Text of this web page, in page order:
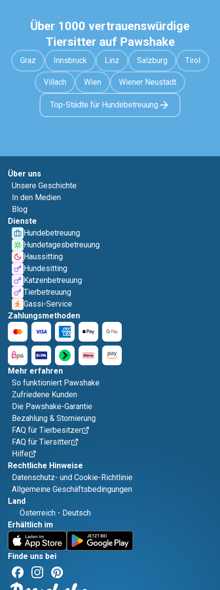
Über 1000 vertrauenswürdige
Tiersitter auf Pawshake
Graz Innsbruck Linz Salzburg Tirol
Villach Wien Wiener Neustadt
Top-Städte für Hundebetreuung
Über uns
Unsere Geschichte
In den Medien
Blog
Dienste
Hundebetreuung
Hundetagesbetreuung
Haussitting
Hundesitting
Katzenbetreuung
Tierbetreuung
Gassi-Service
Zahlungsmethoden
Mehr erfahren
So funktioniert Pawshake
Zufriedene Kunden
Die Pawshake-Garantie
Bezahlung & Stornierung
FAQ für Tierbesitzer
FAQ für Tiersitter
Hilfe
Rechtliche Hinweise
Datenschutz- und Cookie-Richtlinie
Allgemeine Geschäftsbedingungen
Land
Österreich - Deutsch
Erhältlich im
Finde uns bei